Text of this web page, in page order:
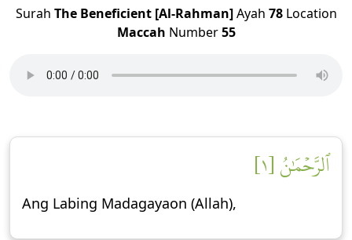
Surah The Beneficient [Al-Rahman]Ayah 78Location
Maccah Number55
ٱلرَّحۡمَٰنُ [١]
Ang Labing Madagayaon (Allah),